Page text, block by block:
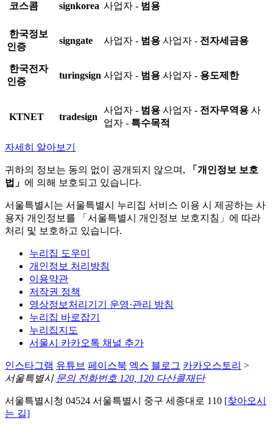
코스콤 signkorea 사업자 - 범용
한국정보
인증
signgate 사업자 - 범용 사업자 - 전자세금용
한국전자
인증
turingsign 사업자 - 범용 사업자 - 용도제한
KTNET tradesign
사업자 - 범용 사업자 - 전자무역용 사
업자 - 특수목적
자세히 알아보기
귀하의 정보는 동의 없이 공개되지 않으며,
「개인정보 보호
법」 에 의해 보호되고 있습니다.
서울특별시는 서울특별시 누리집 서비스 이용 시 제공하는 사
용자 개인정보를 「서울특별시 개인정보 보호지침」에 따라
처리 및 보호하고 있습니다.
누리집 도우미
개인정보 처리방침
이용약관
저작권 정책
영상정보처리기기 운영·관리 방침
누리집 바로잡기
누리집지도
서울시 카카오톡 채널 추가
인스타그램 유튜브 페이스북 엑스 블로그 카카오스토리 >
서울특별시 문의 전화번호 120, 120 다산콜재단
서울특별시청 04524 서울특별시 중구 세종대로 110 [찾아오시
는 길]